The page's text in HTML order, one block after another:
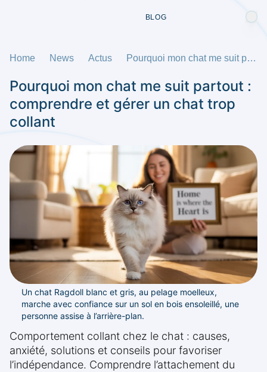
BLOG
Home News Actus Pourquoi mon chat me suit partout : comprendre et gérer un chat trop collant
Pourquoi mon chat me suit partout :
comprendre et gérer un chat trop
collant
Un chat Ragdoll blanc et gris, au pelage moelleux,
marche avec confiance sur un sol en bois ensoleillé, une
personne assise à l’arrière-plan.
Comportement collant chez le chat : causes,
anxiété, solutions et conseils pour favoriser
l’indépendance. Comprendre l’attachement du